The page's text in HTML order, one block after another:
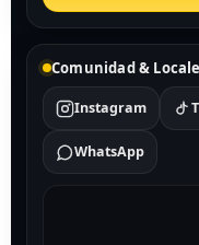
Comunidad &
Instagram
WhatsApp